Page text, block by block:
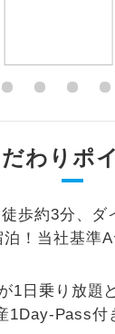
わりポ
歩約3分、ダ
！当社基準
1日乗り放題
1Day-Pass付
全てのお食事
く）
お部屋にてゆっ
だけます。
周りの音を気に
をじっくり聞
1名様から出発